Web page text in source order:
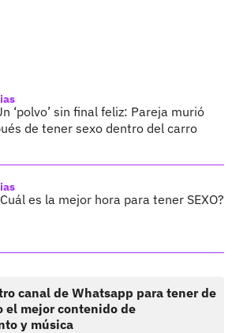
‘polvo’ sin final feliz: Pareja murió
de tener sexo dentro del carro
es la mejor hora para tener SEXO?
canal de Whatsapp para tener de
el mejor contenido de
y música